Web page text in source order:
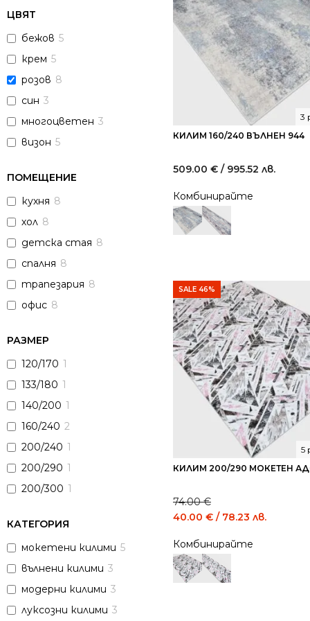
ЦВЯТ
бежов 5
крем 5
розов 8
син 3
многоцветен 3
визон 5
ПОМЕЩЕНИЕ
кухня 8
хол 8
детска стая 8
спалня 8
трапезария 8
офис 8
РАЗМЕР
120/170 1
133/180 1
140/200 1
160/240 2
200/240 1
200/290 1
200/300 1
КАТЕГОРИЯ
мокетени килими 5
вълнени килими 3
модерни килими 3
луксозни килими 3
КИЛИМ 160/240 ВЪЛНЕН 944
3
509.00 € / 995.52 лв.
Комбинирайте
SALE 46%
КИЛИМ 200/290 МОКЕТЕН
5
74.00€
Original
was:
74.00 €
/
40.00 € / 78.23 лв.
Комбинирайте